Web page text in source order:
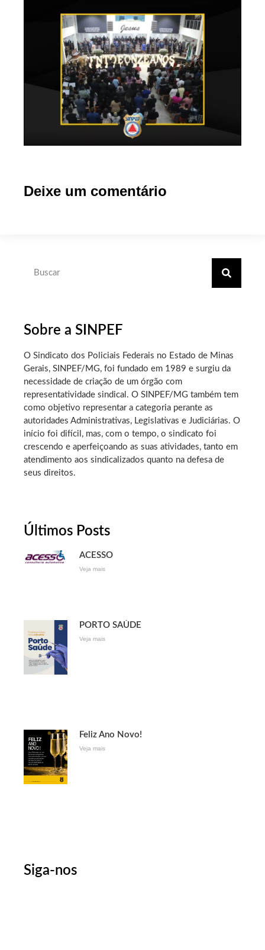
Deixe um comentário
Sobre a SINPEF
O Sindicato dos Policiais Federais no Estado de Minas
Gerais, SINPEF/MG, foi fundado em 1989 e surgiu da
necessidade de criação de um órgão com
representatividade sindical. O SINPEF/MG também tem
como objetivo representar a categoria perante as
autoridades Administrativas, Legislativas e Judiciárias. O
início foi difícil, mas, com o tempo, o sindicato foi
crescendo e aperfeiçoando as suas atividades, tanto em
atendimento aos sindicalizados quanto na defesa de
seus direitos.
Últimos Posts
ACESSO
Veja mais
PORTO SAÚDE
Veja mais
Feliz Ano Novo!
Veja mais
Siga-nos